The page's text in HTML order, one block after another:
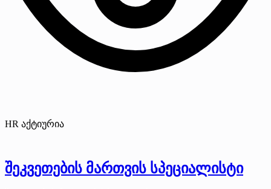
HR აქტიურია
შეკვეთების მართვის სპეციალისტი